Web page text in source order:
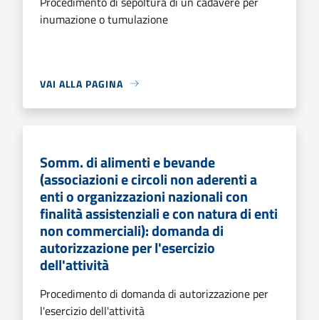
inumazione o tumulazione
VAI ALLA PAGINA
Somm. di alimenti e bevande
(associazioni e circoli non aderenti a
enti o organizzazioni nazionali con
finalità assistenziali e con natura di enti
non commerciali): domanda di
autorizzazione per l'esercizio
dell'attività
Procedimento di domanda di autorizzazione per
l'esercizio dell'attività